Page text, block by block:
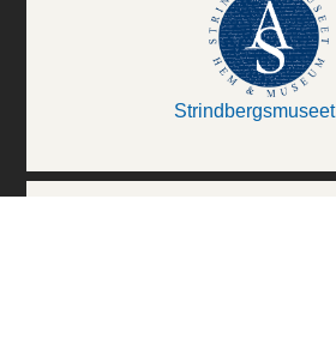
Strindbergsmuseet